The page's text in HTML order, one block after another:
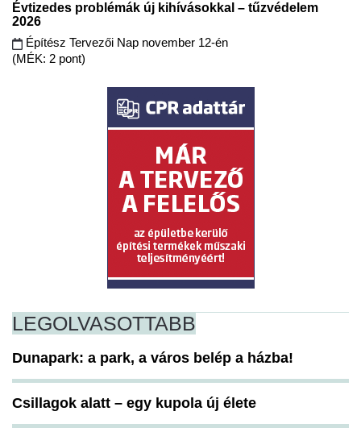
Évtizedes problémák új kihívásokkal – tűzvédelem
2026
Építész Tervezői Nap november 12-én
(MÉK: 2 pont)
LEGOLVASOTTABB
Dunapark: a park, a város belép a házba!
Csillagok alatt – egy kupola új élete